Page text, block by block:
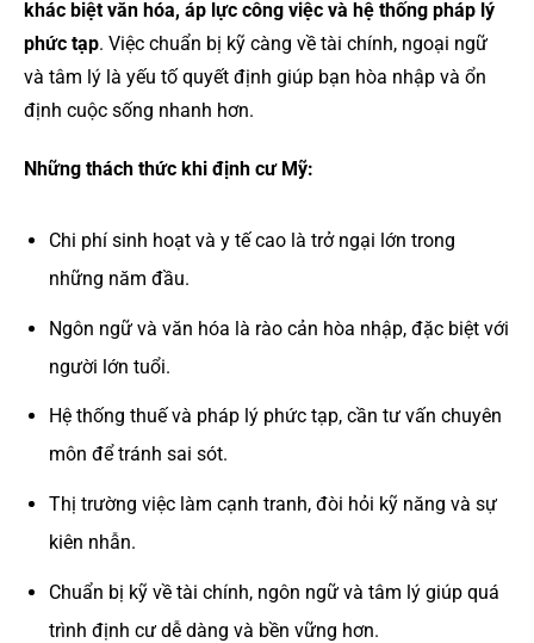
khác biệt văn hóa, áp lực công việc và hệ thống pháp lý
phức tạp. Việc chuẩn bị kỹ càng về tài chính, ngoại ngữ
và tâm lý là yếu tố quyết định giúp bạn hòa nhập và ổn
định cuộc sống nhanh hơn.
Những thách thức khi định cư Mỹ:
Chi phí sinh hoạt và y tế cao là trở ngại lớn trong
những năm đầu.
Ngôn ngữ và văn hóa là rào cản hòa nhập, đặc biệt với
người lớn tuổi.
Hệ thống thuế và pháp lý phức tạp, cần tư vấn chuyên
môn để tránh sai sót.
Thị trường việc làm cạnh tranh, đòi hỏi kỹ năng và sự
kiên nhẫn.
Chuẩn bị kỹ về tài chính, ngôn ngữ và tâm lý giúp quá
trình định cư dễ dàng và bền vững hơn.